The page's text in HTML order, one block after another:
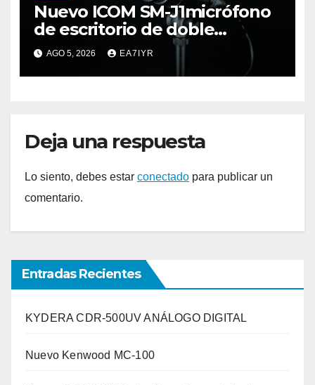
Nuevo ICOM SM-J1micrófono
de escritorio de doble
elemento premium
AGO 5, 2026 EA7IYR
Deja una respuesta
Lo siento, debes estar conectado para publicar un
comentario.
Entradas Recientes
KYDERA CDR-500UV ANÁLOGO DIGITAL
Nuevo Kenwood MC-100